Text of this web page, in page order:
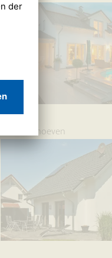
Haus Verhoeven